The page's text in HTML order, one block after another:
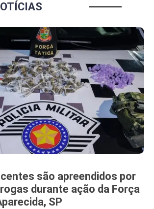
são apreendidos por
durante ação da Força
SP